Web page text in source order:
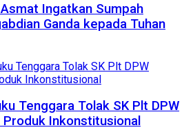
Ingatkan Sumpah
Ganda kepada Tuhan
Tenggara Tolak SK Plt DPW
Inkonstitusional